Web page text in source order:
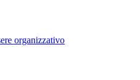
organizzativo